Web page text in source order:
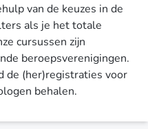
van de keuzes in de
als je het totale
cursussen zijn
beroepsverenigingen.
de (her)registraties voor
behalen.